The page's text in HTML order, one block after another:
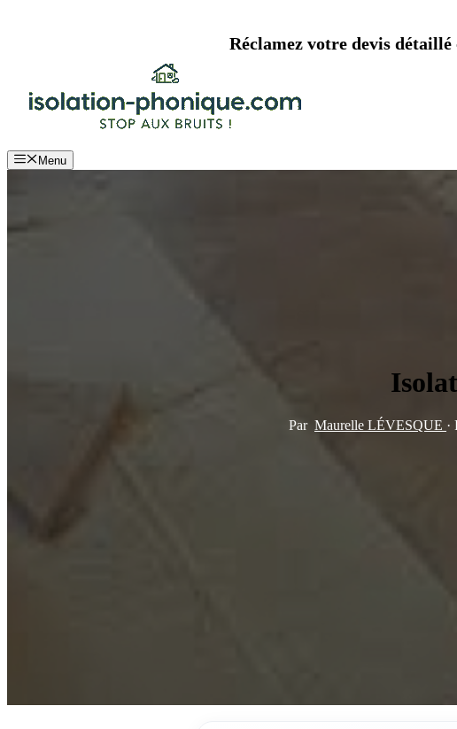
Réclamez votre devis détaillé
Menu
Par Maurelle LÉVESQUE ·